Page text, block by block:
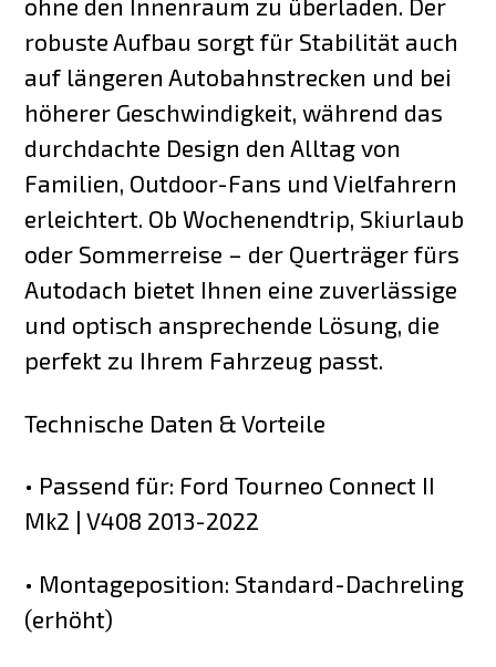
ohne den Innenraum zu überladen. Der
robuste Aufbau sorgt für Stabilität auch
auf längeren Autobahnstrecken und bei
höherer Geschwindigkeit, während das
durchdachte Design den Alltag von
Familien, Outdoor-Fans und Vielfahrern
erleichtert. Ob Wochenendtrip, Skiurlaub
oder Sommerreise – der Querträger fürs
Autodach bietet Ihnen eine zuverlässige
und optisch ansprechende Lösung, die
perfekt zu Ihrem Fahrzeug passt.
Technische Daten & Vorteile
• Passend für: Ford Tourneo Connect II
Mk2 | V408 2013-2022
• Montageposition: Standard-Dachreling
(erhöht)